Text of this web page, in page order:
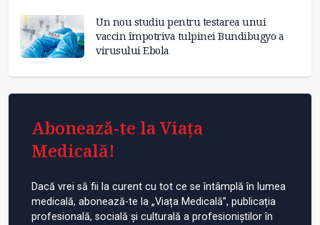
Un nou studiu pentru testarea unui
vaccin împotriva tulpinei Bundibugyo a
virusului Ebola
Abonează-te la Viața
Medicală!
Dacă vrei să fii la curent cu tot ce se întâmplă în lumea
medicală, abonează-te la „Viața Medicală”, publicația
profesională, socială și culturală a profesioniștilor în